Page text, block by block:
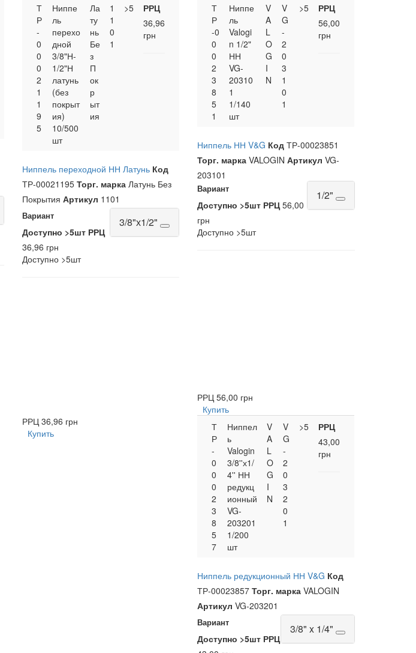
Т
Р
-
0
0
0
2
1
1
9
5
Ниппе
ль
перехо
дной
3/8"Н-
1/2"Н
латунь
(без
покрыт
ия)
10/500
шт
Ла
ту
нь
Бе
з
П
ок
р
ыт
ия
1
1
0
1
>5
РРЦ
36,96
грн
Ниппель переходной НН Латунь Код
ТР-00021195 Торг. маркаЛатунь Без
Покрытия Артикул 1101
Вариант 3/8"х1/2"
Доступно >5шт РРЦ
36,96 грн
Доступно >5шт
РРЦ 36,96 грн
Купить
Т
Р
-0
0
0
2
3
8
5
1
Ниппе
ль
Valogi
n 1/2"
НН
VG-
20310
1
1/140
шт
V
A
L
O
G
I
N
V
G
-
2
0
3
1
0
1
>5
РРЦ
56,00
грн
Ниппель НН V&G Код ТР-00023851
Торг. марка VALOGINАртикул VG-
203101
Вариант 1/2"
Доступно >5шт РРЦ56,00
грн
Доступно >5шт
РРЦ 56,00 грн
Купить
Т
Р
-
0
0
0
2
3
8
5
7
Ниппел
ь
Valogin
3/8''х1/
4'' НН
редукц
ионный
VG-
203201
1/200
шт
V
A
L
O
G
I
N
V
G
-
2
0
3
2
0
1
>5
РРЦ
43,00
грн
Ниппель редукционный НН V&G Код
ТР-00023857Торг. марка VALOGIN
Артикул VG-203201
Вариант 3/8" x 1/4"
Доступно >5шт РРЦ